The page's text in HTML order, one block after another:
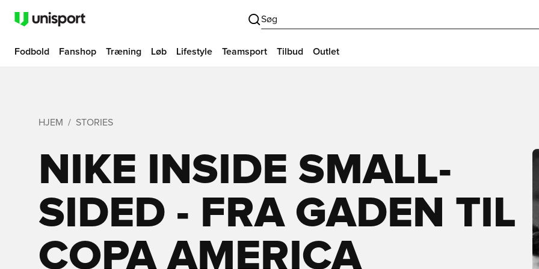
Søg
Fodbold Fanshop Træning Løb Lifestyle Teamsport Tilbud Outlet
HJEM STORIES
NIKE INSIDE SMALL-
SIDED - FRA GADEN TIL
COPA AMERICA